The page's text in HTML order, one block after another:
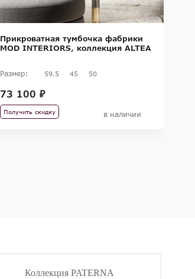
Прикроватная тумбочка фабрики
MOD INTERIORS, коллекция ALTEA
Размер: 59.5 45 50
73 100 ₽
Получить скидку в наличии
Коллекция PATERNA